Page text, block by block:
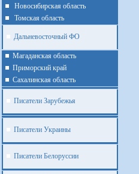
Новосибирская область
Томская область
Дальневосточный ФО
Магаданская область
Приморский край
Cахалинская область
Писатели Зарубежья
Писатели Украины
Писатели Белоруссии